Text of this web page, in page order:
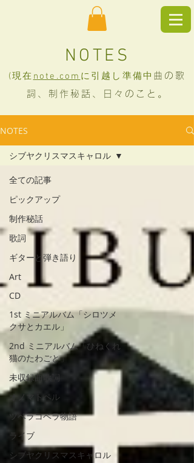
NOTES
(現在 note.com に引越し準備中 曲の歌
詞、制作秘話、日々のこと。
NOTES
全ての記事
ピックアップ
制作秘話
歌詞
ギターと弾き語り
Art
CD
1st ミニアルバム「シロツメ
クサとカエル」
2nd ミニアルバム「ひねくれ
猫のたわごと」
未収録曲歌詞
オノマトペル
ツベラコベラ物語
ライブ
シブヤクリスマスキャロル
シブヤクリスマスキャロル